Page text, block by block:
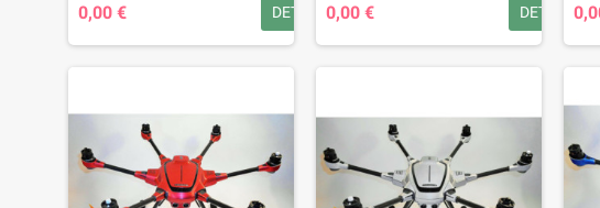
0,00 € DETAILS0,00 € DETAILS